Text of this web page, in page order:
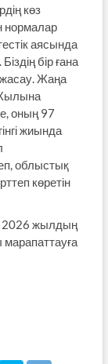
көз
нормалар
аясында
бір ғана
жасау. Жаңа
оның 97
жиында
облыстық
көретін
2026 жылдың
марапаттауға